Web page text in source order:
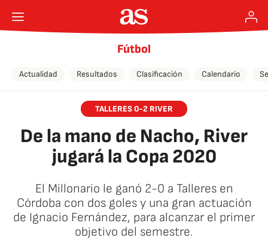
Fútbol
Actualidad Resultados Clasificación Calendario
TALLERES 0-2 RIVER
De la mano de Nacho, River
jugará la Copa 2020
El Millonario le ganó 2-0 a Talleres en
Córdoba con dos goles y una gran actuación
de Ignacio Fernández, para alcanzar el primer
objetivo del semestre.